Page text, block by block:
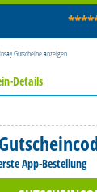
Gutscheineanzeigen
Details
App-Bestellung